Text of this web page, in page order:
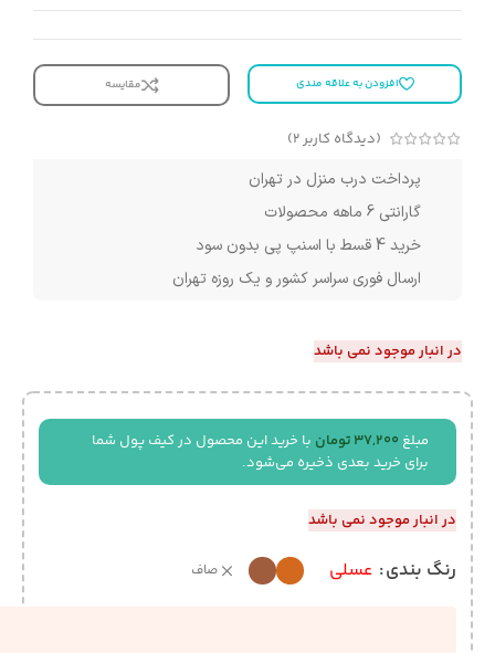
افزودن به علاقه مندی مقایسه
(دیدگاه کاربر2
)
پرداخت درب منزل در تهران
گارانتی 6 ماهه محصولات
خرید 4 قسط با اسنپ پی بدون سود
ارسال فوری سراسر کشور و یک روزه تهران
در انبار موجود نمی باشد
مبلغ 37,200 تومان با خرید این محصول در کیف پول شما
برای خرید بعدی ذخیره می‌شود.
در انبار موجود نمی باشد
رنگ بندی عسلی صاف